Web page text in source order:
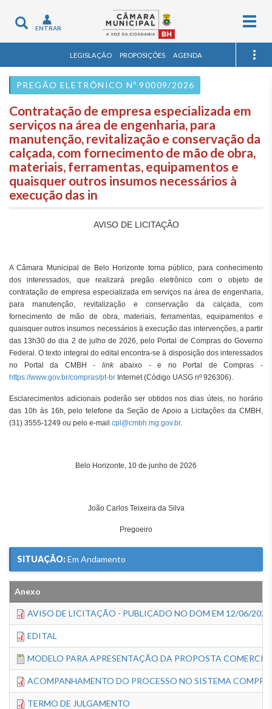
Toggle
navigation
ENTRAR
LEGISLAÇÃO PROPOSIÇÕES AGENDA
PREGÃO ELETRÔNICO Nº 90009/2026
Contratação de empresa especializada em
serviços na área de engenharia, para
manutenção, revitalização e conservação da
calçada, com fornecimento de mão de obra,
materiais, ferramentas, equipamentos e
quaisquer outros insumos necessários à
execução das in
AVISO DE LICITAÇÃO
A Câmara Municipal de Belo Horizonte torna público, para conhecimento
dos interessados, que realizará pregão eletrônico com o objeto de
contratação de empresa especializada em serviços na área de engenharia,
para manutenção, revitalização e conservação da calçada, com
fornecimento de mão de obra, materiais, ferramentas, equipamentos e
quaisquer outros insumos necessários à execução das intervenções, a partir
das 13h30 do dia 2 de julho de 2026, pelo Portal de Compras do Governo
Federal. O texto integral do edital encontra-se à disposição dos interessados
no Portal da CMBH - linkabaixo - e no Portal de Compras -
https://www.gov.br/compras/pt-br Internet (Código UASG nº 926306).
Esclarecimentos adicionais poderão ser obtidos nos dias úteis, no horário
das 10h às 16h, pelo telefone da Seção de Apoio a Licitações da CMBH,
(31) 3555-1249 ou pelo e-mail cpl@cmbh.mg.gov.br.
Belo Horizonte, 10 de junho de 2026
João Carlos Teixeira da Silva
Pregoeiro
SITUAÇÃO:Em Andamento
Anexo
AVISO DE LICITAÇÃO - PUBLICADO NO DOM EM 12/06/2026
EDITAL
MODELO PARA APRESENTAÇÃO DA PROPOSTA
ACOMPANHAMENTO DO PROCESSO NO SISTEMA
TERMO DE JULGAMENTO